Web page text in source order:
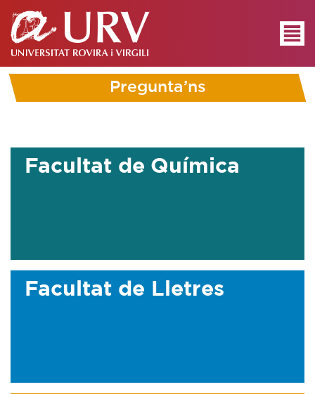
Pregunta’ns
Facultat de Química
Facultat de Lletres